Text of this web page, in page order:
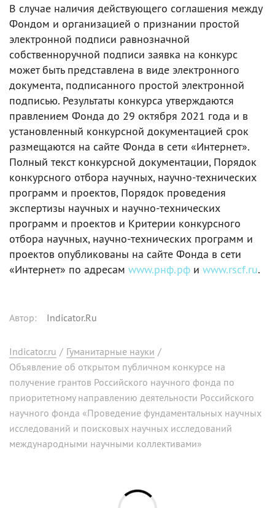
В случае наличия действующего соглашения между
Фондом и организацией о признании простой
электронной подписи равнозначной
собственноручной подписи заявка на конкурс
может быть представлена в виде электронного
документа, подписанного простой электронной
подписью. Результаты конкурса утверждаются
правлением Фонда до 29 октября 2021 года и в
установленный конкурсной документацией срок
размещаются на сайте Фонда в сети «Интернет».
Полный текст конкурсной документации, Порядок
конкурсного отбора научных, научно-технических
программ и проектов, Порядок проведения
экспертизы научных и научно-технических
программ и проектов и Критерии конкурсного
отбора научных, научно-технических программ и
проектов опубликованы на сайте Фонда в сети
«Интернет» по адресам www.рнф.рф и www.rscf.ru.
Автор: Indicator.Ru
Indicator.ru / Гуманитарные науки /
Объявление об открытом публичном конкурсе на
получение грантов Российского научного фонда по
приоритетному направлению деятельности Российского
научного фонда «Проведение фундаментальных научных
исследований и поисковых научных исследований
международными научными коллективами»